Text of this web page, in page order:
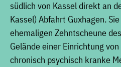
südlich von Kassel direkt an
Kassel) Abfahrt Guxhagen.
ehemaligen Zehntscheune
Gelände einer Einrichtung
chronisch psychisch kranke